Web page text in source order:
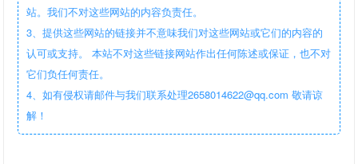
站。我们不对这些网站的内容负责任。
3、提供这些网站的链接并不意味我们对这些网站或它们的内容的
认可或支持。 本站不对这些链接网站作出任何陈述或保证，也不对
它们负任何责任。
4、如有侵权请邮件与我们联系处理2658014622@qq.com 敬请谅
解！